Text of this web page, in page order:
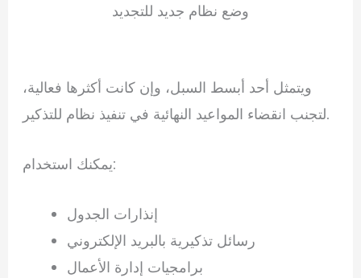
وضع نظام جديد للتجديد
ويتمثل أحد أبسط السبل، وإن كانت أكثرها فعالية،
لتجنب انقضاء المواعيد النهائية في تنفيذ نظام للتذكير.
يمكنك استخدام:
إنذارات الجدول
رسائل تذكيرية بالبريد الإلكتروني
برامجيات إدارة الأعمال